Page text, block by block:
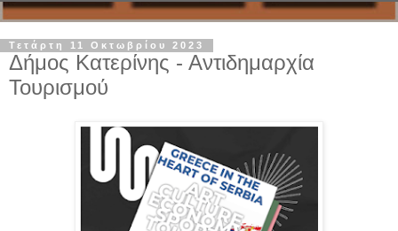
Τετάρτη 11 Οκτωβρίου 2023
Δήμος Κατερίνης - Αντιδημαρχία
Τουρισμού